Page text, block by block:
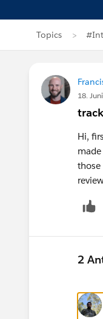
Topics
18.
Hi,
those
2